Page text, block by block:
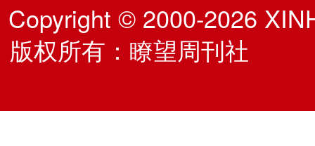
Copyright © 2000-2026
版权所有：瞭望周刊社